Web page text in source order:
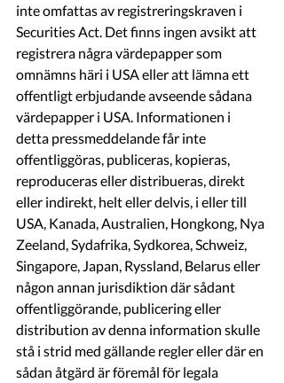
inte omfattas av registreringskraven i
Securities Act. Det finns ingen avsikt att
registrera några värdepapper som
omnämns häri i USA eller att lämna ett
offentligt erbjudande avseende sådana
värdepapper i USA. Informationen i
detta pressmeddelande får inte
offentliggöras, publiceras, kopieras,
reproduceras eller distribueras, direkt
eller indirekt, helt eller delvis, i eller till
USA, Kanada, Australien, Hongkong, Nya
Zeeland, Sydafrika, Sydkorea, Schweiz,
Singapore, Japan, Ryssland, Belarus eller
någon annan jurisdiktion där sådant
offentliggörande, publicering eller
distribution av denna information skulle
stå i strid med gällande regler eller där en
sådan åtgärd är föremål för legala